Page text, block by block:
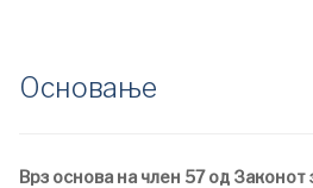
Основање
Врз основа на член 57 од